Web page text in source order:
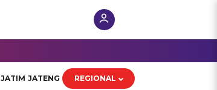
JATIM JATENG REGIONAL